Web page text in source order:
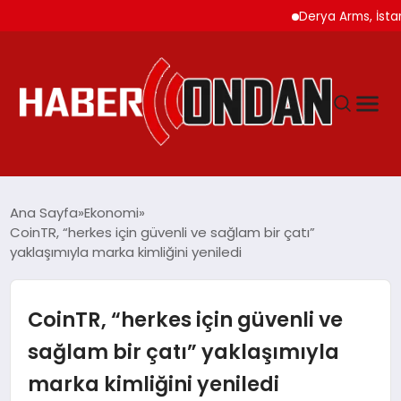
Derya Arms, İstanbul
SIYASET
DÜNYA
EKONOMI
Ana Sayfa Ekonomi
CoinTR, “herkes için güvenli ve sağlam bir çatı”
yaklaşımıyla marka kimliğini yeniledi
CoinTR, “herkes için güvenli ve
sağlam bir çatı” yaklaşımıyla
marka kimliğini yeniledi